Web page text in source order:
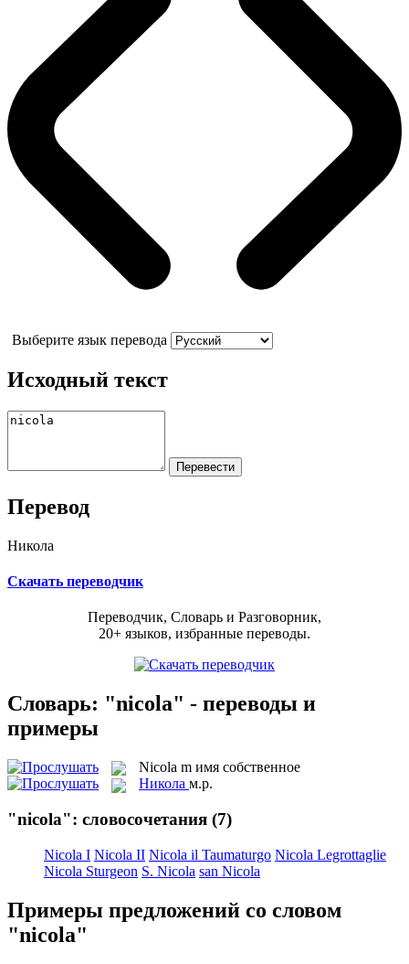
Выберите язык перевода
Исходный текст
Перевод
Никола
Скачать переводчик
Переводчик, Словарь и Разговорник,
20+ языков, избранные переводы.
Словарь: "nicola" - переводы и
примеры
Nicola m имя собственное
Никола м.р.
"nicola": словосочетания (7)
Nicola I Nicola II Nicola il Taumaturgo Nicola Legrottaglie
Nicola Sturgeon S. Nicola san Nicola
Примеры предложений со словом
"nicola"